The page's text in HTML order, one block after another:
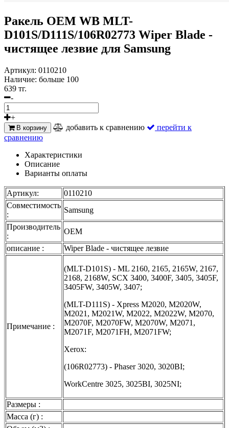
Ракель OEM WB MLT-
D101S/D111S/106R02773 Wiper Blade -
чистящее лезвие для Samsung
Артикул: 0110210
Наличие: больше 100
639 тг.
-
+
В корзину добавить к сравнению
перейти к
сравнению
Характеристики
Описание
Варианты оплаты
Артикул:
0110210
Совместимость
:
Samsung
Производитель
:
OEM
описание :
Wiper Blade - чистящее лезвие
Примечание :
(MLT-D101S) - ML 2160, 2165, 2165W, 2167,
2168, 2168W, SCX 3400, 3400F, 3405, 3405F,
3405FW, 3405W, 3407;
(MLT-D111S) - Xpress M2020, M2020W,
M2021, M2021W, M2022, M2022W, M2070,
M2070F, M2070FW, M2070W, M2071,
M2071F, M2071FH, M2071FW;
Xerox:
(106R02773) - Phaser 3020, 3020BI;
WorkCentre 3025, 3025BI, 3025NI;
Размеры :
Масса (г) :